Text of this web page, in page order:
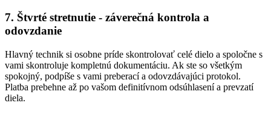
7. Štvrté stretnutie - záverečná kontrola a
odovzdanie
Hlavný technik si osobne príde skontrolovať celé dielo a spoločne s
vami skontroluje kompletnú dokumentáciu. Ak ste so všetkým
spokojný, podpíše s vami preberací a odovzdávajúci protokol.
Platba prebehne až po vašom definitívnom odsúhlasení a prevzatí
diela.